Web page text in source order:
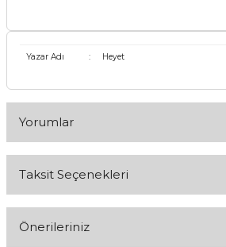
Yazar Adı : Heyet
Yorumlar
Taksit Seçenekleri
Önerileriniz